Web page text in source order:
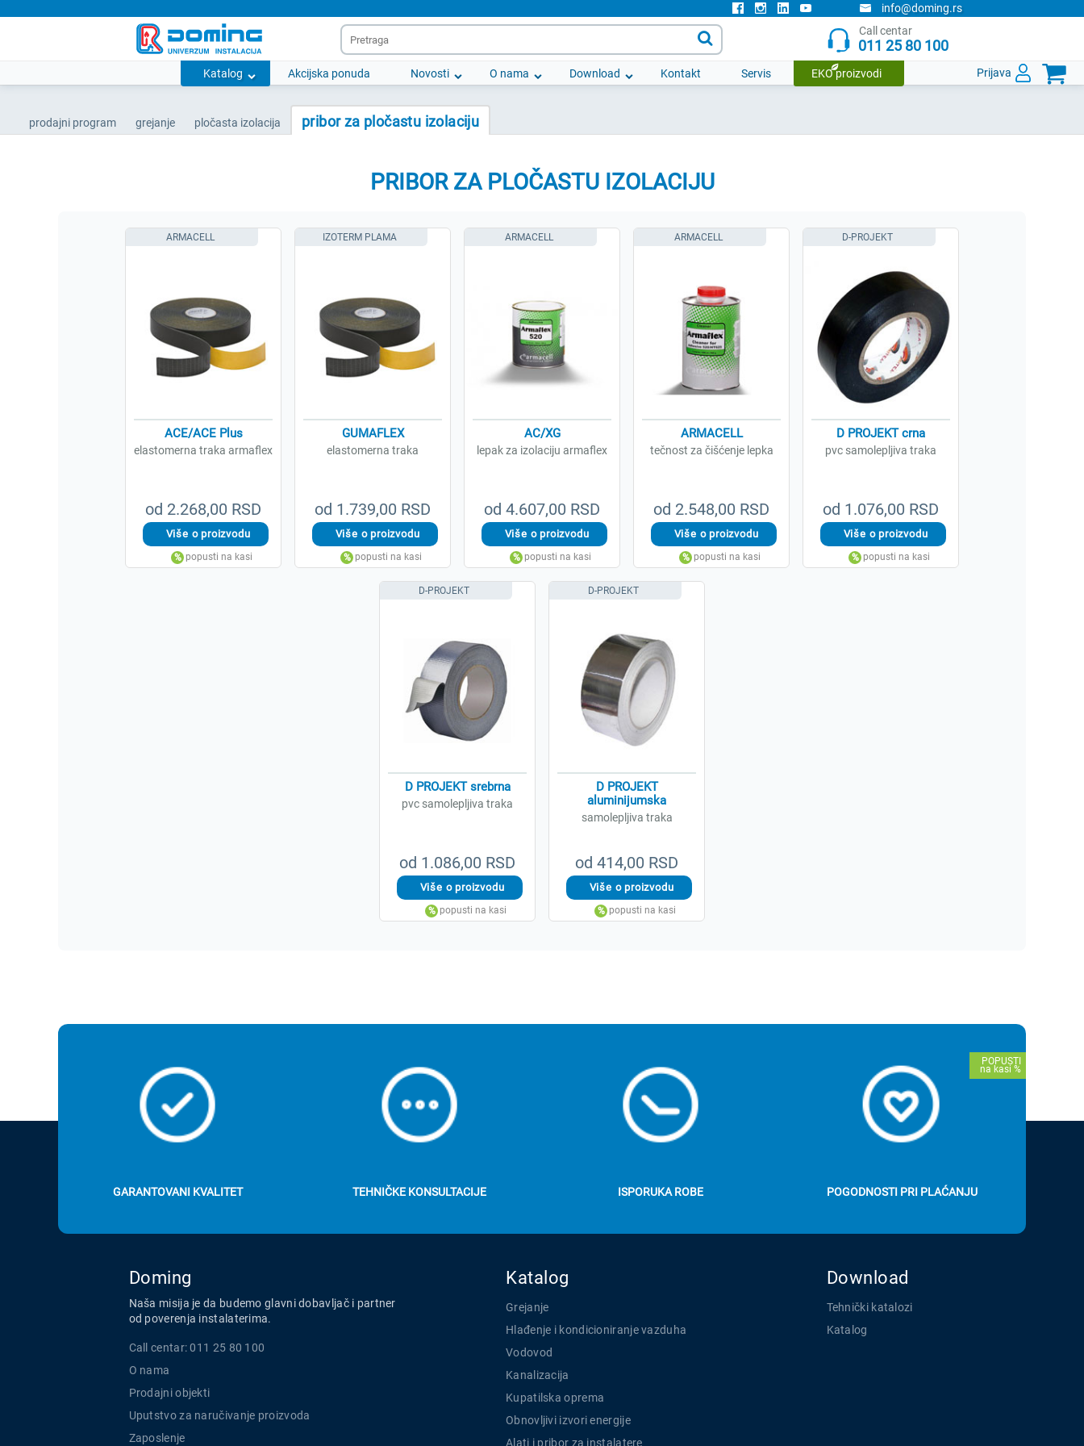
info@doming.rs
Call centar
011 25 80 100
Katalog Akcijska ponuda Novosti O nama Download Kontakt Servis EKO proizvodi Prijava 

prodajni program grejanje pločasta izolacija pribor za pločastu izolaciju
PRIBOR ZA PLOČASTU IZOLACIJU
od 2.268,00 RSD
ACE/ACE Plus
elastomerna traka armaflex
ARMACELL
od 1.739,00 RSD
GUMAFLEX
elastomerna traka
IZOTERM PLAMA
od 4.607,00 RSD
AC/XG
lepak za izolaciju armaflex
ARMACELL
od 2.548,00 RSD
ARMACELL
tečnost za čišćenje lepka
ARMACELL
od 1.076,00 RSD
D PROJEKT crna
pvc samolepljiva traka
D-PROJEKT
od 1.086,00 RSD
D PROJEKT srebrna
pvc samolepljiva traka
D-PROJEKT
od 414,00 RSD
D PROJEKT
aluminijumska
samolepljiva traka
D-PROJEKT
GARANTOVANI KVALITET TEHNIČKE KONSULTACIJE ISPORUKA ROBE POGODNOSTI PRI PLAĆANJU
Doming
Naša misija je da budemo glavni dobavljač i partner
od poverenja instalaterima.
Call centar: 011 25 80 100
O nama
Prodajni objekti
Uputstvo za naručivanje proizvoda
Zaposlenje
Katalog
Grejanje
Hlađenje i kondicioniranje vazduha
Vodovod
Kanalizacija
Kupatilska oprema
Obnovljivi izvori energije
Alati i pribor za instalatere
Download
Tehnički katalozi
Katalog